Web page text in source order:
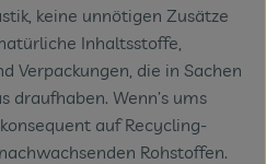
keine unnötigen Zusätze
Inhaltsstoffe,
Verpackungen, die in Sachen
Wenn’s ums
auf Recycling-
Rohstoffen.